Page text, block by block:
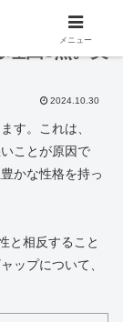
由8点。実
2024.10.30
す。これは、
ことが原因で
かな性格を持っ
と相反すること
ップについて、
メニュー